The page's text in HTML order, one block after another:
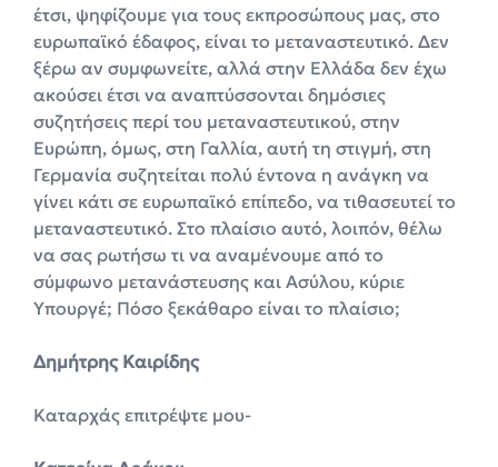
έτσι, ψηφίζουμε για τους εκπροσώπους μας, στο
ευρωπαϊκό έδαφος, είναι το μεταναστευτικό. Δεν
ξέρω αν συμφωνείτε, αλλά στην Ελλάδα δεν έχω
ακούσει έτσι να αναπτύσσονται δημόσιες
συζητήσεις περί του μεταναστευτικού, στην
Ευρώπη, όμως, στη Γαλλία, αυτή τη στιγμή, στη
Γερμανία συζητείται πολύ έντονα η ανάγκη να
γίνει κάτι σε ευρωπαϊκό επίπεδο, να τιθασευτεί το
μεταναστευτικό. Στο πλαίσιο αυτό, λοιπόν, θέλω
να σας ρωτήσω τι να αναμένουμε από το
σύμφωνο μετανάστευσης και Ασύλου, κύριε
Υπουργέ; Πόσο ξεκάθαρο είναι το πλαίσιο;
Δημήτρης Καιρίδης
Καταρχάς επιτρέψτε μου-